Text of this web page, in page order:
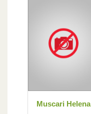
Muscari Helena